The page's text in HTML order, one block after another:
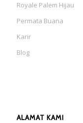
Royale Palem Hijau
Permata Buana
Karir
Blog
ALAMAT KAMI